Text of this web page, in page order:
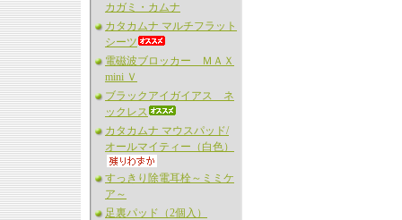
カガミ・カムナ
カタカムナ マルチフラット
シーツ
電磁波ブロッカー ＭＡＸ
mini Ｖ
ブラックアイガイアス ネ
ックレス
カタカムナ マウスパッド/
オールマイティー（白色）
すっきり除電耳栓～ミミケ
ア～
足裏パッド（2個入）